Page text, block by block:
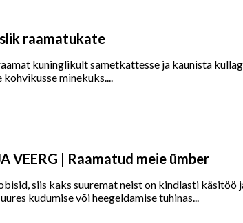
raamatukate
kuninglikult sametkattesse ja kaunista
minekuks....
VEERG | Raamatud meie ümber
siis kaks suuremat neist on kindlasti
kudumise või heegeldamise tuhinas...